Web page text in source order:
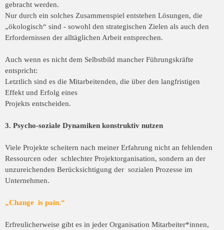
gebracht werden.
Nur durch ein solches Zusammenspiel entstehen Lösungen, die
„ökologisch“ sind - sowohl den strategischen Zielen als auch den
Erfordernissen der alltäglichen Arbeit entsprechen.
Auch wenn es nicht dem Selbstbild mancher Führungskräfte
entspricht:
Letztlich sind es die Mitarbeitenden, die über den langfristigen
Effekt und Erfolg eines
Projekts entscheiden.
3. Psycho-soziale Dynamiken konstruktiv nutzen
Viele Projekte scheitern nach meiner Erfahrung nicht an fehlenden
Ressourcen oder schlechter Projektorganisation, sondern an der
unzureichenden Berücksichtigung der sozialen Prozesse im
Unternehmen.
„Change is pain.“
Erfreulicherweise gibt es in jeder Organisation Mitarbeiter*innen,